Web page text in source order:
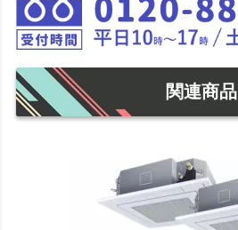
関連商品